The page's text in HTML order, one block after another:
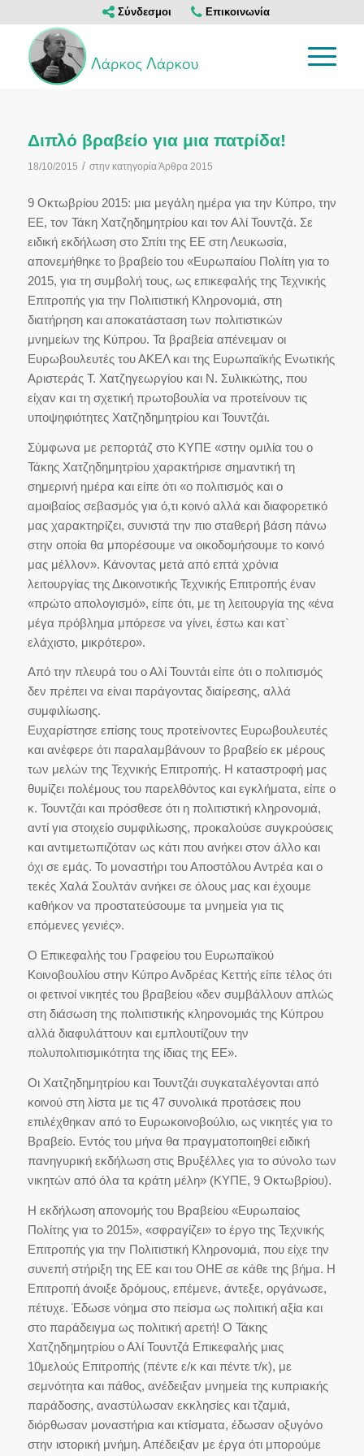
Σύνδεσμοι Επικοινωνία
Διπλό βραβείο για μια πατρίδα!
18/10/2015 / στην κατηγορίαΆρθρα 2015
9 Οκτωβρίου 2015: μια μεγάλη ημέρα για την Κύπρο, την
ΕΕ, τον Τάκη Χατζηδημητρίου και τον Αλί Τουντζά. Σε
ειδική εκδήλωση στο Σπίτι της ΕΕ στη Λευκωσία,
απονεμήθηκε το βραβείο του «Ευρωπαίου Πολίτη για το
2015, για τη συμβολή τους, ως επικεφαλής της Τεχνικής
Επιτροπής για την Πολιτιστική Κληρονομιά, στη
διατήρηση και αποκατάσταση των πολιτιστικών
μνημείων της Κύπρου. Τα βραβεία απένειμαν οι
Ευρωβουλευτές του ΑΚΕΛ και της Ευρωπαϊκής Ενωτικής
Αριστεράς Τ. Χατζηγεωργίου και Ν. Συλικιώτης, που
είχαν και τη σχετική πρωτοβουλία να προτείνουν τις
υποψηφιότητες Χατζηδημητρίου και Τουντζάι.
Σύμφωνα με ρεπορτάζ στο ΚΥΠΕ «στην ομιλία του ο
Τάκης Χατζηδημητρίου χαρακτήρισε σημαντική τη
σημερινή ημέρα και είπε ότι «ο πολιτισμός και ο
αμοιβαίος σεβασμός για ό,τι κοινό αλλά και διαφορετικό
μας χαρακτηρίζει, συνιστά την πιο σταθερή βάση πάνω
στην οποία θα μπορέσουμε να οικοδομήσουμε το κοινό
μας μέλλον». Κάνοντας μετά από επτά χρόνια
λειτουργίας της Δικοινοτικής Τεχνικής Επιτροπής έναν
«πρώτο απολογισμό», είπε ότι, με τη λειτουργία της «ένα
μέγα πρόβλημα μπόρεσε να γίνει, έστω και κατ`
ελάχιστο, μικρότερο».
Από την πλευρά του ο Αλί Τουντάι είπε ότι ο πολιτισμός
δεν πρέπει να είναι παράγοντας διαίρεσης, αλλά
συμφιλίωσης.
Ευχαρίστησε επίσης τους προτείνοντες Ευρωβουλευτές
και ανέφερε ότι παραλαμβάνουν το βραβείο εκ μέρους
των μελών της Τεχνικής Επιτροπής. Η καταστροφή μας
θυμίζει πολέμους του παρελθόντος και εγκλήματα, είπε ο
κ. Τουντζάι και πρόσθεσε ότι η πολιτιστική κληρονομιά,
αντί για στοιχείο συμφιλίωσης, προκαλούσε συγκρούσεις
και αντιμετωπιζόταν ως κάτι που ανήκει στον άλλο και
όχι σε εμάς. Το μοναστήρι του Αποστόλου Αντρέα και ο
τεκές Χαλά Σουλτάν ανήκει σε όλους μας και έχουμε
καθήκον να προστατεύσουμε τα μνημεία για τις
επόμενες γενιές».
Ο Επικεφαλής του Γραφείου του Ευρωπαϊκού
Κοινοβουλίου στην Κύπρο Ανδρέας Κεττής είπε τέλος ότι
οι φετινοί νικητές του βραβείου «δεν συμβάλλουν απλώς
στη διάσωση της πολιτιστικής κληρονομιάς της Κύπρου
αλλά διαφυλάττουν και εμπλουτίζουν την
πολυπολιτισμικότητα της ίδιας της ΕΕ».
Οι Χατζηδημητρίου και Τουντζάι συγκαταλέγονται από
κοινού στη λίστα με τις 47 συνολικά προτάσεις που
επιλέχθηκαν από το Ευρωκοινοβούλιο, ως νικητές για το
Βραβείο. Εντός του μήνα θα πραγματοποιηθεί ειδική
πανηγυρική εκδήλωση στις Βρυξέλλες για το σύνολο των
νικητών από όλα τα κράτη μέλη» (ΚΥΠΕ, 9 Οκτωβρίου).
Η εκδήλωση απονομής του Βραβείου «Ευρωπαίος
Πολίτης για το 2015», «σφραγίζει» το έργο της Τεχνικής
Επιτροπής για την Πολιτιστική Κληρονομιά, που είχε την
συνεπή στήριξη της ΕΕ και του ΟΗΕ σε κάθε της βήμα. Η
Επιτροπή άνοιξε δρόμους, επέμενε, άντεξε, οργάνωσε,
πέτυχε. Έδωσε νόημα στο πείσμα ως πολιτική αξία και
στο παράδειγμα ως πολιτική αρετή! Ο Τάκης
Χατζηδημητρίου ο Αλί Τουντζά Επικεφαλής μιας
10μελούς Επιτροπής (πέντε ε/κ και πέντε τ/κ), με
σεμνότητα και πάθος, ανέδειξαν μνημεία της κυπριακής
παράδοσης, αναστύλωσαν εκκλησίες και τζαμιά,
διόρθωσαν μοναστήρια και κτίσματα, έδωσαν οξυγόνο
στην ιστορική μνήμη. Απέδειξαν με έργα ότι μπορούμε